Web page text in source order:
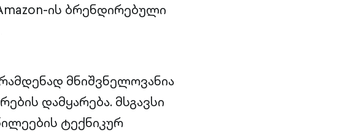
ის ბრენდირებული
მნიშვნელოვანია
დამყარება. მსგავსი
ტექნიკურ